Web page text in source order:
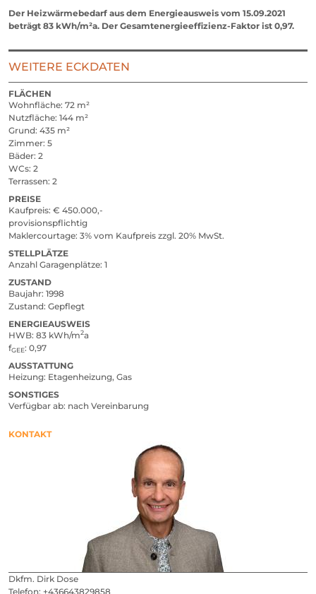
Der Heizwärmebedarf aus dem Energieausweis vom 15.09.2021
beträgt 83 kWh/m²a. Der Gesamtenergieeffizienz-Faktor ist 0,97.
WEITERE ECKDATEN
FLÄCHEN
Wohnfläche 72 m²
Nutzfläche 144 m²
Grund 435 m²
Zimmer 5
Bäder 2
WCs 2
Terrassen 2
PREISE
Kaufpreis € 450.000,-
provisionspflichtig
ja
Maklercourtage 3% vom Kaufpreis zzgl. 20% MwSt.
STELLPLÄTZE
Anzahl Garagenplätze 1
ZUSTAND
Baujahr 1998
Zustand Gepflegt
ENERGIEAUSWEIS
HWB 83 kWh/m2a
fGEE 0,97
AUSSTATTUNG
Heizung Etagenheizung, Gas
SONSTIGES
Verfügbar ab nach Vereinbarung
KONTAKT
Dkfm. Dirk Dose
Telefon: +436643829858